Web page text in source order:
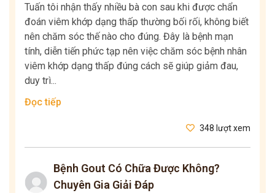
Tuấn tôi nhận thấy nhiều bà con sau khi được chẩn
đoán viêm khớp dạng thấp thường bối rối, không biết
nên chăm sóc thế nào cho đúng. Đây là bệnh mạn
tính, diễn tiến phức tạp nên việc chăm sóc bệnh nhân
viêm khớp dạng thấp đúng cách sẽ giúp giảm đau,
duy trì...
Đọc tiếp
348 lượt xem
Bệnh Gout Có Chữa Được Không?
Chuyên Gia Giải Đáp